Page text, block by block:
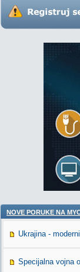
NOVE PORUKE NA
Ukrajina -
Specijalna vojna